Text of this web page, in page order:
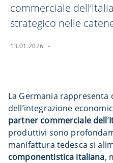
commerciale
strategico nelle
13.01.2026
La Germania
dell’integrazione
partner commerciale dell’
produttivi sono
manifattura tedesca si
componentistica italiana,